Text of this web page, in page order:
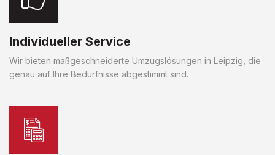
Individueller Service
Wir bieten maßgeschneiderte Umzugslösungen in Leipzig, die
genau auf Ihre Bedürfnisse abgestimmt sind.